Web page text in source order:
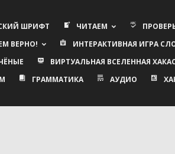
ШРИФТ ЧИТАЕМ
ВЕРНО! ИНТЕРАКТИВНАЯ ИГРА
ВИРТУАЛЬНАЯ ВСЕЛЕННАЯ
ГРАММАТИКА АУДИО